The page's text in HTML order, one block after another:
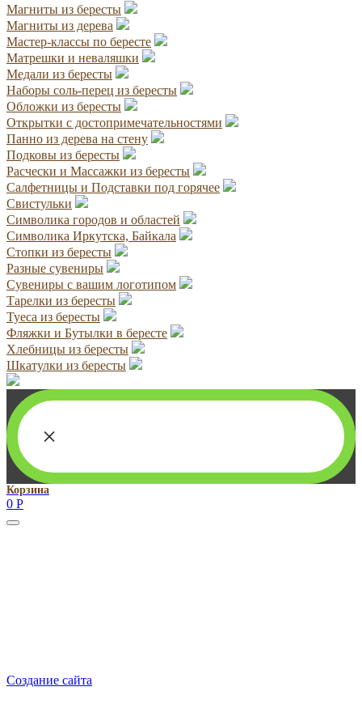
Магниты из бересты
Магниты из дерева
Мастер-классы по бересте
Матрешки и неваляшки
Медали из бересты
Наборы соль-перец из бересты
Обложки из бересты
Открытки с достопримечательностями
Панно из дерева на стену
Подковы из бересты
Расчески и Массажки из бересты
Салфетницы и Подставки под горячее
Свистульки
Символика городов и областей
Символика Иркутска, Байкала
Стопки из бересты
Разные сувениры
Сувениры с вашим логотипом
Тарелки из бересты
Туеса из бересты
Фляжки и Бутылки в бересте
Хлебницы из бересты
Шкатулки из бересты
×
Корзина
0 Р
Создание сайта